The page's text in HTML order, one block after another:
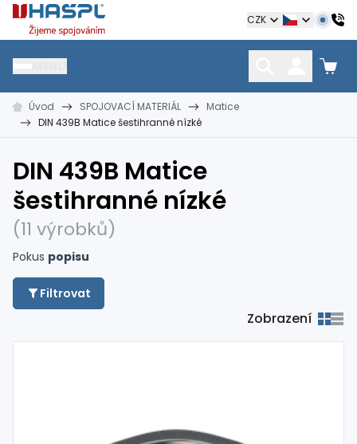
Hašpl CZK
HŘEBÍKY
kramle
SPOJOVACÍ MATERIÁL
vruty, šrouby, matice
KOTEVNÍ TECHNIKA
Úvod SPOJOVACÍ MATERIÁL
Matice
DIN 439B Matice šestihranné nízké
DIN 439B Matice
šestihranné nízké
(11 výrobků)
Pokus popisu
Filtrovat
Zobrazení